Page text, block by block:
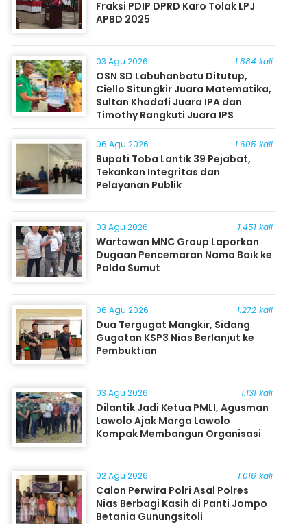
Fraksi PDIP DPRD Karo Tolak LPJ
APBD 2025
03 Agu 2026 1.884 kali
OSN SD Labuhanbatu Ditutup,
Ciello Situngkir Juara Matematika,
Sultan Khadafi Juara IPA dan
Timothy Rangkuti Juara IPS
06 Agu 2026 1.605 kali
Bupati Toba Lantik 39 Pejabat,
Tekankan Integritas dan
Pelayanan Publik
03 Agu 2026 1.451 kali
Wartawan MNC Group Laporkan
Dugaan Pencemaran Nama Baik ke
Polda Sumut
06 Agu 2026 1.272 kali
Dua Tergugat Mangkir, Sidang
Gugatan KSP3 Nias Berlanjut ke
Pembuktian
03 Agu 2026 1.131 kali
Dilantik Jadi Ketua PMLI, Agusman
Lawolo Ajak Marga Lawolo
Kompak Membangun Organisasi
02 Agu 2026 1.016 kali
Calon Perwira Polri Asal Polres
Nias Berbagi Kasih di Panti Jompo
Betania Gunungsitoli